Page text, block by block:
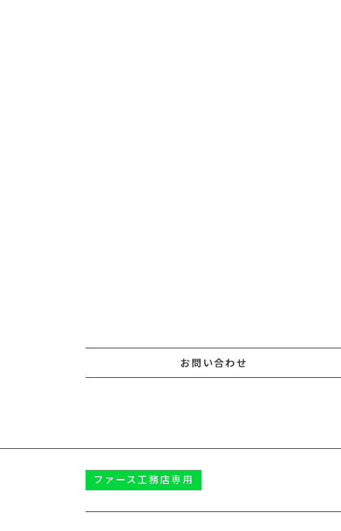
お問い合わせ
ファース工務店専用